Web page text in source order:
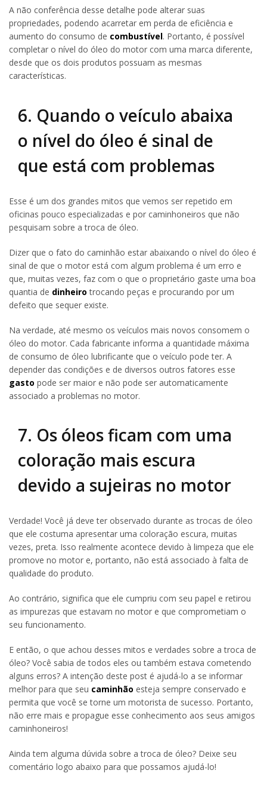
A não conferência desse detalhe pode alterar suas
propriedades, podendo acarretar em perda de eficiência e
aumento do consumo de combustível. Portanto, é possível
completar o nível do óleo do motor com uma marca diferente,
desde que os dois produtos possuam as mesmas
características.
6. Quando o veículo abaixa
o nível do óleo é sinal de
que está com problemas
Esse é um dos grandes mitos que vemos ser repetido em
oficinas pouco especializadas e por caminhoneiros que não
pesquisam sobre a troca de óleo.
Dizer que o fato do caminhão estar abaixando o nível do óleo é
sinal de que o motor está com algum problema é um erro e
que, muitas vezes, faz com o que o proprietário gaste uma boa
quantia de dinheiro trocando peças e procurando por um
defeito que sequer existe.
Na verdade, até mesmo os veículos mais novos consomem o
óleo do motor. Cada fabricante informa a quantidade máxima
de consumo de óleo lubrificante que o veículo pode ter. A
depender das condições e de diversos outros fatores esse
gasto pode ser maior e não pode ser automaticamente
associado a problemas no motor.
7. Os óleos ficam com uma
coloração mais escura
devido a sujeiras no motor
Verdade! Você já deve ter observado durante as trocas de óleo
que ele costuma apresentar uma coloração escura, muitas
vezes, preta. Isso realmente acontece devido à limpeza que ele
promove no motor e, portanto, não está associado à falta de
qualidade do produto.
Ao contrário, significa que ele cumpriu com seu papel e retirou
as impurezas que estavam no motor e que comprometiam o
seu funcionamento.
E então, o que achou desses mitos e verdades sobre a troca de
óleo? Você sabia de todos eles ou também estava cometendo
alguns erros? A intenção deste post é ajudá-lo a se informar
melhor para que seu caminhão esteja sempre conservado e
permita que você se torne um motorista de sucesso. Portanto,
não erre mais e propague esse conhecimento aos seus amigos
caminhoneiros!
Ainda tem alguma dúvida sobre a troca de óleo? Deixe seu
comentário logo abaixo para que possamos ajudá-lo!